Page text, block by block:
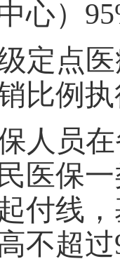
心）
定点
比例
保人员
医保
付线
不超过